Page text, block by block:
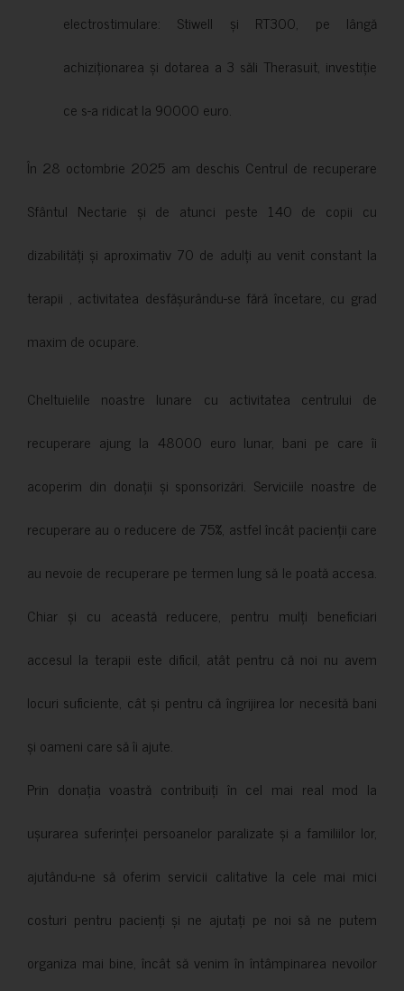
electrostimulare: Stiwell și RT300, pe lângă
achiziționarea și dotarea a 3 săli Therasuit, investiție
ce s-a ridicat la 90000 euro.
În 28 octombrie 2025 am deschis Centrul de recuperare
Sfântul Nectarie și de atunci peste 140 de copii cu
dizabilități și aproximativ 70 de adulți au venit constant la
terapii , activitatea desfășurându-se fără încetare, cu grad
maxim de ocupare.
Cheltuielile noastre lunare cu activitatea centrului de
recuperare ajung la 48000 euro lunar, bani pe care îi
acoperim din donații și sponsorizări. Serviciile noastre de
recuperare au o reducere de 75%, astfel încât pacienții care
au nevoie de recuperare pe termen lung să le poată accesa.
Chiar și cu această reducere, pentru mulți beneficiari
accesul la terapii este dificil, atât pentru că noi nu avem
locuri suficiente, cât și pentru că îngrijirea lor necesită bani
și oameni care să îi ajute.
Prin donația voastră contribuiți în cel mai real mod la
ușurarea suferinței persoanelor paralizate și a familiilor lor,
ajutându-ne să oferim servicii calitative la cele mai mici
costuri pentru pacienți și ne ajutați pe noi să ne putem
organiza mai bine, încât să venim în întâmpinarea nevoilor